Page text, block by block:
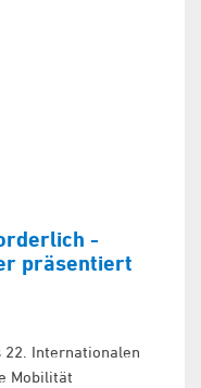
-
präsentiert
22. Internationalen
Mobilität